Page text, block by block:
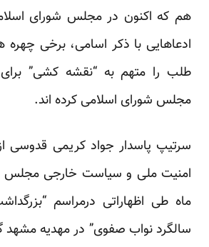
هم که اکنون در مجلس شورای
ادعاهایی با ذکر اسامی، برخی
طلب را متهم به “نقشه کشی”
مجلس شورای اسلامی کرده اند.
سرتیپ پاسدار جواد کریمی قدوسی
ماه طی اظهاراتی درمراسم
سالگرد نواب صفوی” در مهدیه